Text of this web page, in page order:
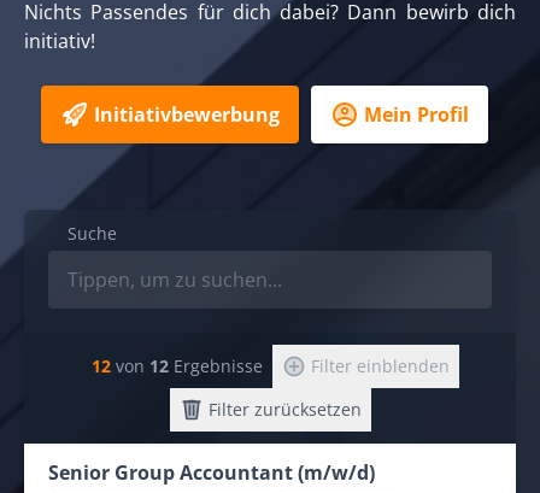
Nichts Passendes für dich dabei? Dann bewirb dich
initiativ!
Initiativbewerbung Mein Profil
Suche
12 von 12Ergebnisse
Filter einblenden
Filter zurücksetzen
Senior Group Accountant (m/w/d)